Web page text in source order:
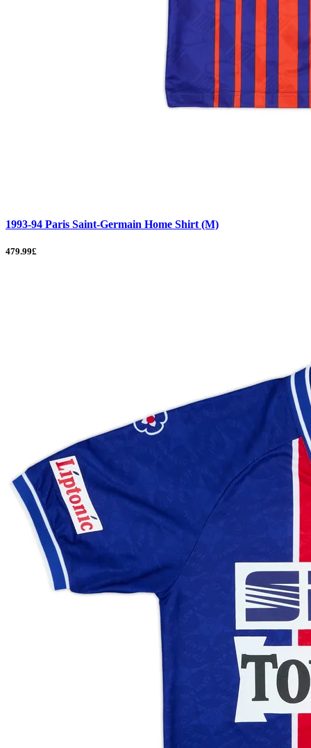
1993-94 Paris Saint-Germain Home Shirt (M)
479.99£